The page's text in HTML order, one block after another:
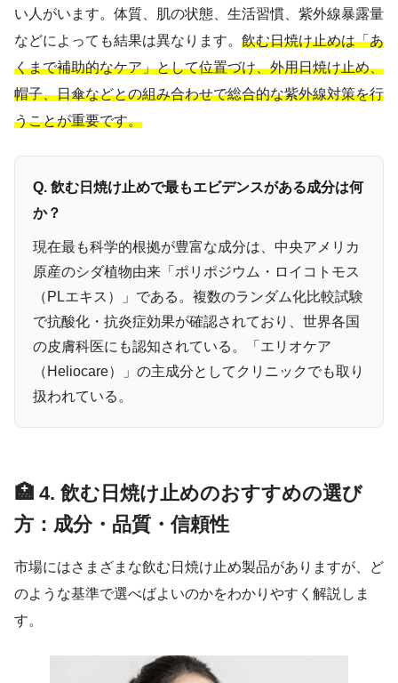
い人がいます。体質、肌の状態、生活習慣、紫外線暴露量
などによっても結果は異なります。 飲む日焼け止めは「あ
くまで補助的なケア」として位置づけ、外用日焼け止め、
帽子、日傘などとの組み合わせで総合的な紫外線対策を行
うことが重要です。
Q. 飲む日焼け止めで最もエビデンスがある成分は何
か？
現在最も科学的根拠が豊富な成分は、中央アメリカ
原産のシダ植物由来「ポリポジウム・ロイコトモス
（PLエキス）」である。複数のランダム化比較試験
で抗酸化・抗炎症効果が確認されており、世界各国
の皮膚科医にも認知されている。「エリオケア
（Heliocare）」の主成分としてクリニックでも取り
扱われている。
🏥 4. 飲む日焼け止めのおすすめの選び
方：成分・品質・信頼性
市場にはさまざまな飲む日焼け止め製品がありますが、ど
のような基準で選べばよいのかをわかりやすく解説しま
す。